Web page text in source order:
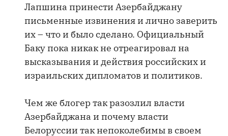
Лапшина принести Азербайджану
письменные извинения и лично заверить
их – что и было сделано. Официальный
Баку пока никак не отреагировал на
высказывания и действия российских и
израильских дипломатов и политиков.
Чем же блогер так разозлил власти
Азербайджана и почему власти
Белоруссии так непоколебимы в своем